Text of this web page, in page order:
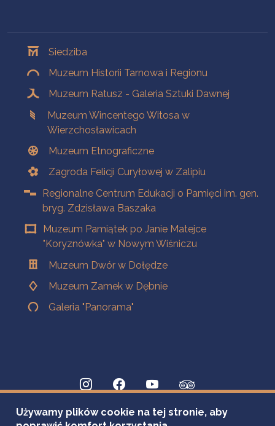
Siedziba
Muzeum Historii Tarnowa i Regionu
Muzeum Ratusz - Galeria Sztuki Dawnej
Muzeum Wincentego Witosa w
Wierzchosławicach
Muzeum Etnograficzne
Zagroda Felicji Curyłowej w Zalipiu
Regionalne Centrum Edukacji o Pamięci im. gen.
bryg. Zdzisława Baszaka
Muzeum Pamiątek po Janie Matejce
"Koryznówka" w Nowym Wiśniczu
Muzeum Dwór w Dołędze
Muzeum Zamek w Dębnie
Galeria "Panorama"
Używamy plików cookie na tej stronie, aby